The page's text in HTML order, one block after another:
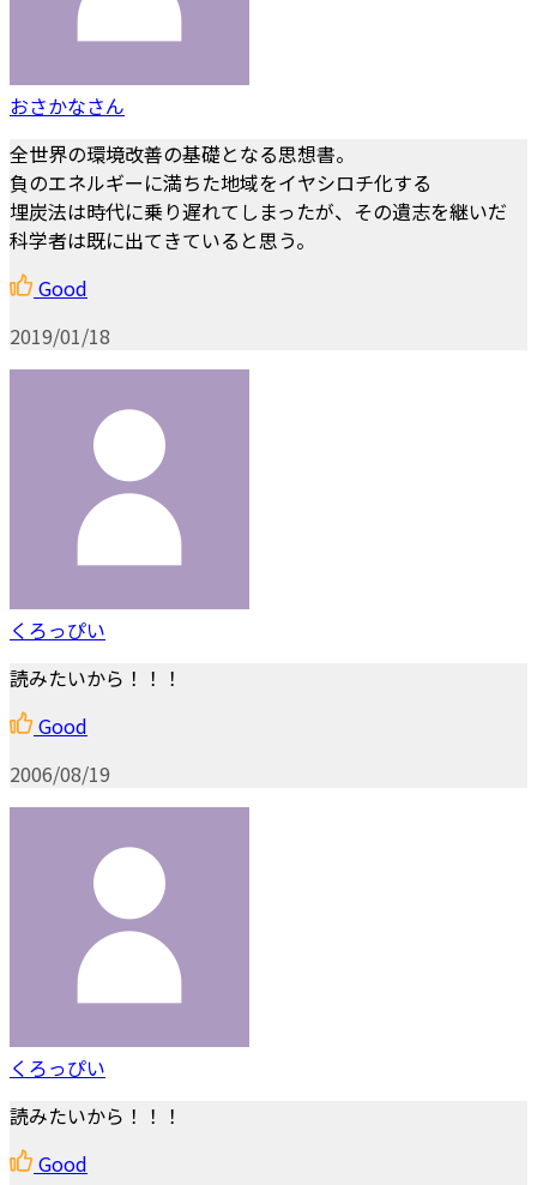
おさかなさん
全世界の環境改善の基礎となる思想書。
負のエネルギーに満ちた地域をイヤシロチ化する
埋炭法は時代に乗り遅れてしまったが、その遺志を継いだ
科学者は既に出てきていると思う。
Good
2019/01/18
くろっぴい
読みたいから！！！
Good
2006/08/19
くろっぴい
読みたいから！！！
Good